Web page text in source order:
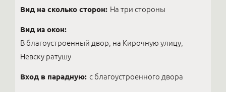
Вид на сколько сторон: На три стороны
Вид из окон:
В благоустроенный двор, на Кирочную улицу,
Невску ратушу
Вход в парадную: с благоустроенного двора